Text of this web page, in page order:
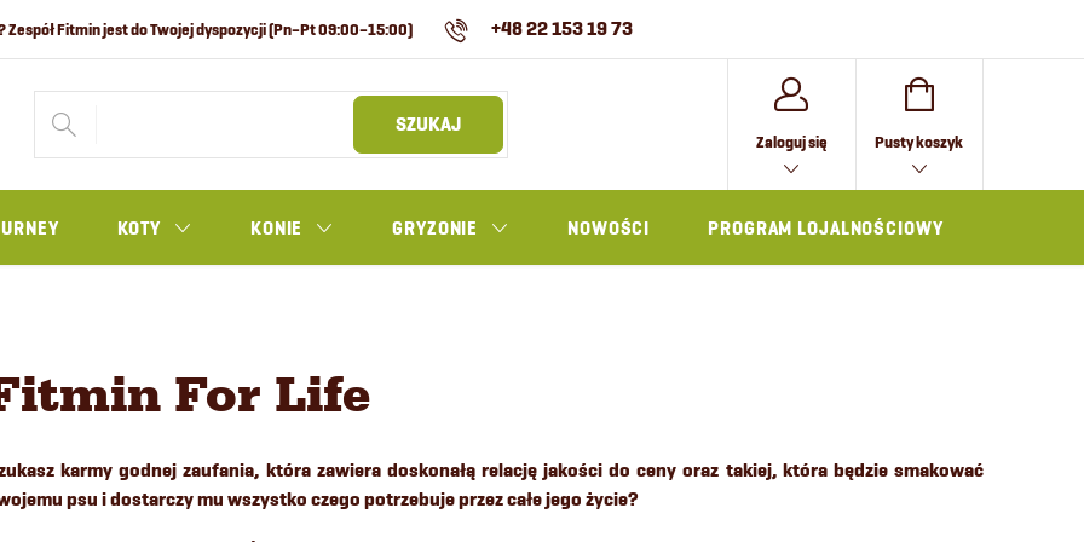
+48 22 153 19 73
SZUKAJ
Zaloguj się KOSZYK
Pusty koszyk
KOTY KONIE GRYZONIE NOWOŚCI PROGRAM LOJALNOŚCIOWY
For Life
karmy godnej zaufania, która zawiera doskonałą relację jakości do ceny oraz takiej, która będzie smakować
psu i dostarczy mu wszystko czego potrzebuje przez całe jego życie?